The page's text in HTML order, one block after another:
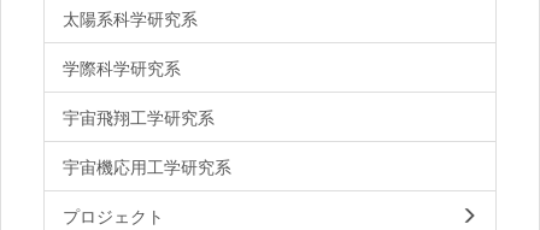
太陽系科学研究系
学際科学研究系
宇宙飛翔工学研究系
宇宙機応用工学研究系
プロジェクト